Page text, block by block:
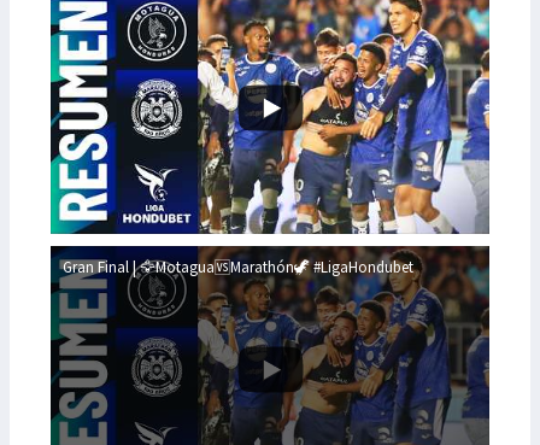
Gran Final | 🦅Motagua🆚Marathón🦖 #LigaHondubet